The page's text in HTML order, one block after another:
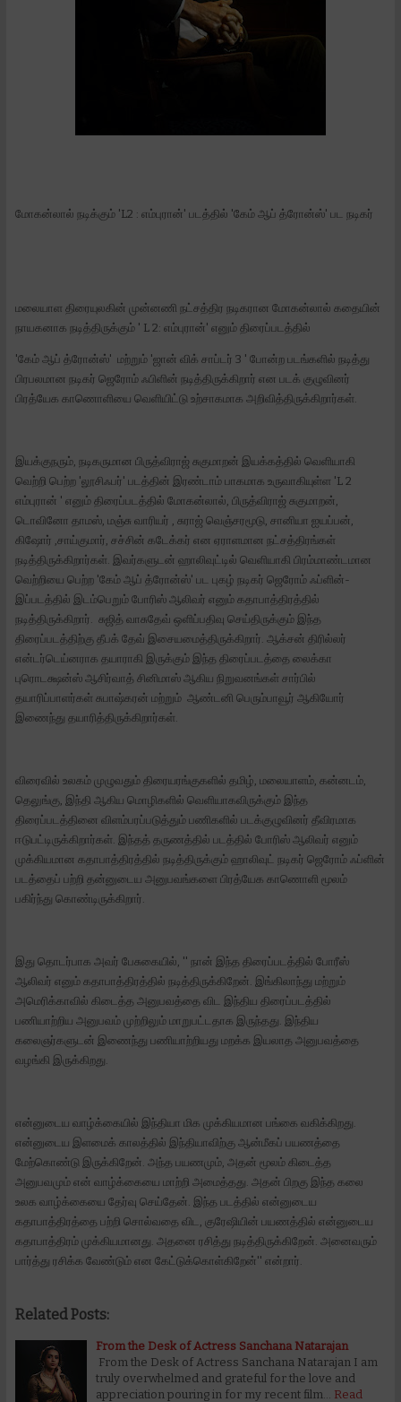
மோகன்லால் நடிக்கும் 'L2 : எம்புரான்' படத்தில் 'கேம் ஆப் த்ரோன்ஸ்' பட நடிகர்
மலையாள திரையுலகின் முன்னணி நட்சத்திர நடிகரான மோகன்லால் கதையின்
நாயகனாக நடித்திருக்கும் ' L 2: எம்புரான்' எனும் திரைப்படத்தில்
'கேம் ஆப் த்ரோன்ஸ்' மற்றும் 'ஜான் விக் சாப்டர் 3 ' போன்ற படங்களில் நடித்து
பிரபலமான நடிகர் ஜெரோம் ஃபிளின் நடித்திருக்கிறார் என படக் குழுவினர்
பிரத்யேக காணொளியை வெளியிட்டு உற்சாகமாக அறிவித்திருக்கிறார்கள்.
இயக்குநரும், நடிகருமான பிருத்விராஜ் சுகுமாறன் இயக்கத்தில் வெளியாகி
வெற்றி பெற்ற 'லூசிஃபர்' படத்தின் இரண்டாம் பாகமாக உருவாகியுள்ள 'L 2
எம்புரான் ' எனும் திரைப்படத்தில் மோகன்லால், பிருத்விராஜ் சுகுமாறன்,
டொவினோ தாமஸ், மஞ்சு வாரியர் , சுராஜ் வெஞ்சரமூடு, சானியா ஐயப்பன்,
கிஷோர் ,சாய்குமார், சச்சின் கடேக்கர் என ஏராளமான நட்சத்திரங்கள்
நடித்திருக்கிறார்கள். இவர்களுடன் ஹாலிவுட்டில் வெளியாகி பிரம்மாண்டமான
வெற்றியை பெற்ற 'கேம் ஆப் த்ரோன்ஸ்' பட புகழ் நடிகர் ஜெரோம் ஃப்ளின்-
இப்படத்தில் இடம்பெறும் போரிஸ் ஆலிவர் எனும் கதாபாத்திரத்தில்
நடித்திருக்கிறார். சுஜித் வாசுதேவ் ஒளிப்பதிவு செய்திருக்கும் இந்த
திரைப்படத்திற்கு தீபக் தேவ் இசையமைத்திருக்கிறார். ஆக்சன் திரில்லர்
என்டர்டெய்னராக தயாராகி இருக்கும் இந்த திரைப்படத்தை லைக்கா
புரொடக்ஷன்ஸ் ஆசிர்வாத் சினிமாஸ் ஆகிய நிறுவனங்கள் சார்பில்
தயாரிப்பாளர்கள் சுபாஷ்கரன் மற்றும் ஆண்டனி பெரும்பாவூர் ஆகியோர்
இணைந்து தயாரித்திருக்கிறார்கள்.
விரைவில் உலகம் முழுவதும் திரையரங்குகளில் தமிழ், மலையாளம், கன்னடம்,
தெலுங்கு, இந்தி ஆகிய மொழிகளில் வெளியாகவிருக்கும் இந்த
திரைப்படத்தினை விளம்பரப்படுத்தும் பணிகளில் படக்குழுவினர் தீவிரமாக
ஈடுபட்டிருக்கிறார்கள். இந்தத் தருணத்தில் படத்தில் போரிஸ் ஆலிவர் எனும்
முக்கியமான கதாபாத்திரத்தில் நடித்திருக்கும் ஹாலிவுட் நடிகர் ஜெரோம் ஃப்ளின்
படத்தைப் பற்றி தன்னுடைய அனுபவங்களை பிரத்யேக காணொளி மூலம்
பகிர்ந்து கொண்டிருக்கிறார்.
இது தொடர்பாக அவர் பேசுகையில், '' நான் இந்த திரைப்படத்தில் போரீஸ்
ஆலிவர் எனும் கதாபாத்திரத்தில் நடித்திருக்கிறேன். இங்கிலாந்து மற்றும்
அமெரிக்காவில் கிடைத்த அனுபவத்தை விட இந்திய திரைப்படத்தில்
பணியாற்றிய அனுபவம் முற்றிலும் மாறுபட்டதாக இருந்தது. இந்திய
கலைஞர்களுடன் இணைந்து பணியாற்றியது மறக்க இயலாத அனுபவத்தை
வழங்கி இருக்கிறது.
என்னுடைய வாழ்க்கையில் இந்தியா மிக முக்கியமான பங்கை வகிக்கிறது.
என்னுடைய இளமைக் காலத்தில் இந்தியாவிற்கு ஆன்மீகப் பயணத்தை
மேற்கொண்டு இருக்கிறேன். அந்த பயணமும், அதன் மூலம் கிடைத்த
அனுபவமும் என் வாழ்க்கையை மாற்றி அமைத்தது. அதன் பிறகு இந்த கலை
உலக வாழ்க்கையை தேர்வு செய்தேன். இந்த படத்தில் என்னுடைய
கதாபாத்திரத்தை பற்றி சொல்வதை விட, குரேஷியின் பயணத்தில் என்னுடைய
கதாபாத்திரம் முக்கியமானது. அதனை ரசித்து நடித்திருக்கிறேன். அனைவரும்
பார்த்து ரசிக்க வேண்டும் என கேட்டுக்கொள்கிறேன்'' என்றார்.
Related Posts:
From the Desk of Actress Sanchana Natarajan
From the Desk of Actress Sanchana Natarajan I am
truly overwhelmed and grateful for the love and
appreciation pouring in for my recent film…
Read